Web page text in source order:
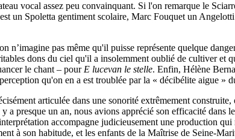
vocal assez peu convainquant. Si l'on remarque le
un Spoletta gentiment scolaire, Marc Fouquet un
pas même qu'il puisse représente quelque
dons du ciel qu'il a insolemment oublié de cultiver et
le chant – pour E lucevan le stelle. Enfin, Hélène
qu'on en a est troublée par la « décibélite aigue »
articulée dans une sonorité extrêmement
presque un an, nous avions apprécié son efficacité dans le
accompagne judicieusement une production
à son habitude, et les enfants de la Maîtrise de Seine-